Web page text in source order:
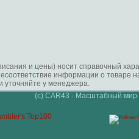
и цены) носит справочный
информации о
уточняйте у менеджера.
(c) CAR43 - Масштабный мир